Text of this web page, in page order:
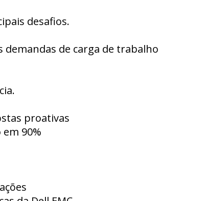
desafios.
demandas de carga de trabalho
proativas
90%